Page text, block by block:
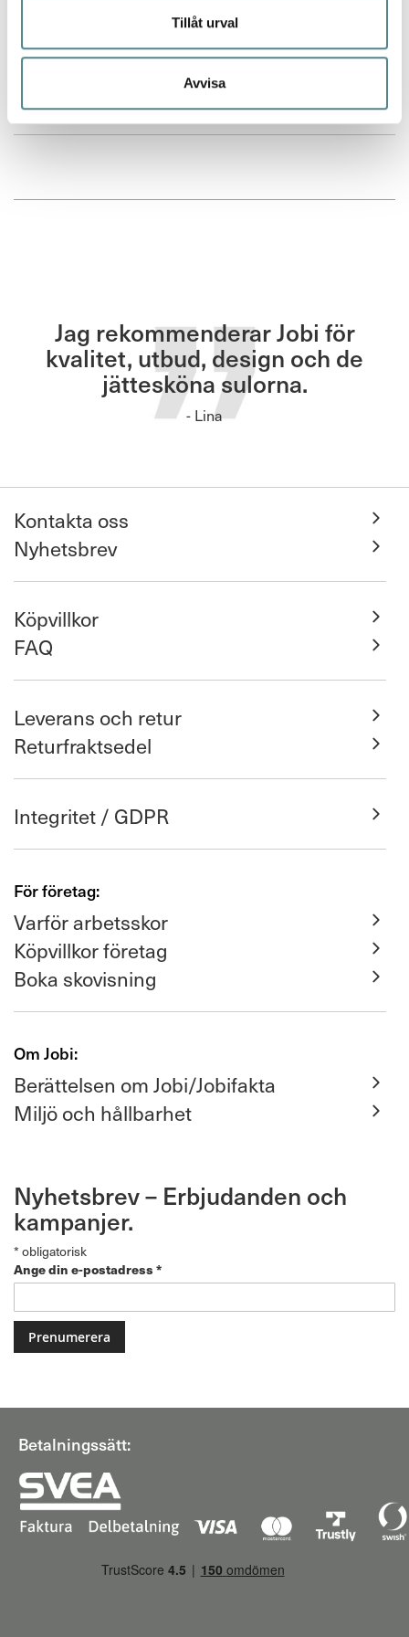
Tillåt urval
Avvisa
Väldigt skön och rymlig sko. Dock stor i storlek, hade utan problem
Recenserad avMariaPublicerat
den
2018-04-05
Jag rekommenderar Jobi för
kvalitet, utbud, design och de
jättesköna sulorna.
- Lina
Kontakta oss
Nyhetsbrev
Köpvillkor
FAQ
Leverans och retur
Returfraktsedel
Integritet / GDPR
För företag:
Varför arbetsskor
Köpvillkor företag
Boka skovisning
Om Jobi:
Berättelsen om Jobi/Jobifakta
Miljö och hållbarhet
Nyhetsbrev – Erbjudanden och
kampanjer.
* obligatorisk
Ange din e-postadress *
Betalningssätt: